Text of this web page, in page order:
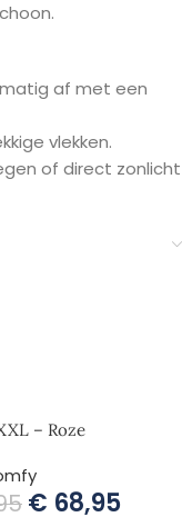
af met een
vlekken.
of direct zonlicht
– Roze
€ 68,95